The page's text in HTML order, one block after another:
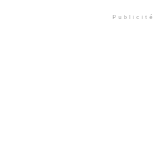
Publicité